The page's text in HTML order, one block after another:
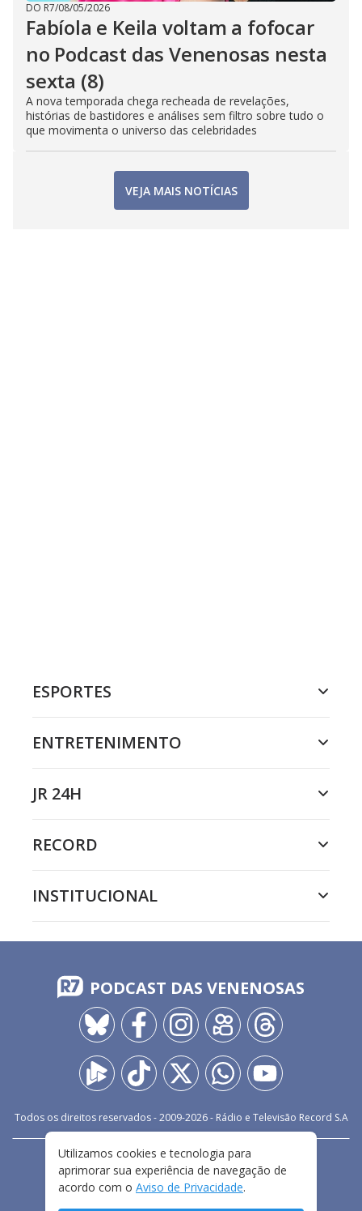
DO R7/08/05/2026
Fabíola e Keila voltam a fofocar
no Podcast das Venenosas nesta
sexta (8)
A nova temporada chega recheada de revelações,
histórias de bastidores e análises sem filtro sobre tudo o
que movimenta o universo das celebridades
VEJA MAIS NOTÍCIAS
ESPORTES
ENTRETENIMENTO
JR 24H
RECORD
INSTITUCIONAL
PODCAST DAS VENENOSAS
Todos os direitos reservados - 2009-2026- Rádio e Televisão Record S.A
FALE CONOSCO
PRIVACIDADE
TERMOS E CONDIÇÕES DE USO
Utilizamos cookies e tecnologia para
aprimorar sua experiência de navegação de
acordo com o Aviso de Privacidade.